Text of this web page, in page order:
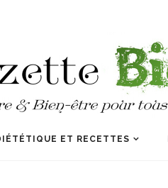
ET RECETTES